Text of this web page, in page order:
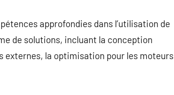
approfondies dans l’utilisation de
de solutions, incluant la conception
externes, la optimisation pour les moteurs